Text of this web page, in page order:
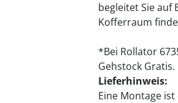
begleitet Sie auf
Kofferraum
*Bei Rollator
Gehstock Gratis.
Lieferhinweis:
Eine Montage